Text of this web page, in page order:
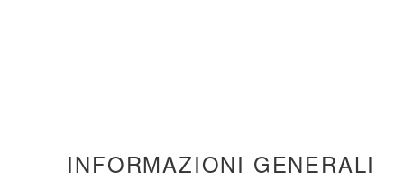
INFORMAZIONI GENERALI